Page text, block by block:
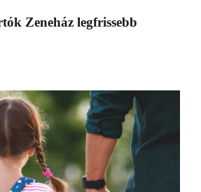
Zeneház legfrissebb